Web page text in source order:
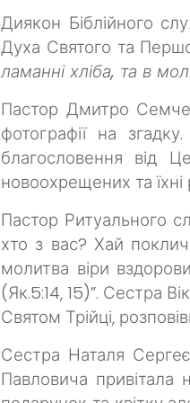
Диякон Біблійного
Духа Святого та
ламанні хліба, та в
Пастор Дмитро
фотографії на
благословення від
новоохрещених та їхні
Пастор Ритуального
хто з вас? Хай
молитва віри
(Як.5:14, 15)”. Сестра
Святом Трійці,
Сестра Наталя
Павловича